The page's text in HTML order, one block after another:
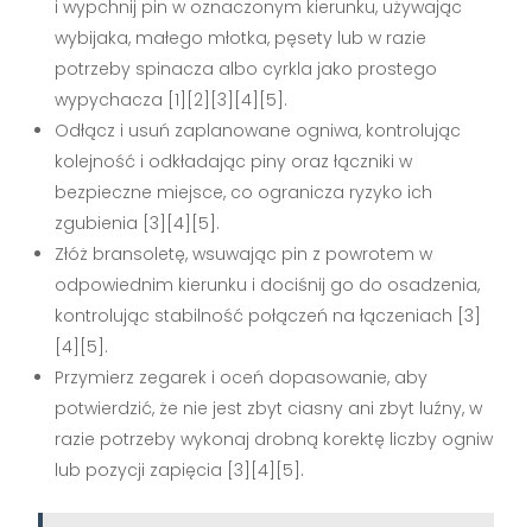
i wypchnij pin w oznaczonym kierunku, używając
wybijaka, małego młotka, pęsety lub w razie
potrzeby spinacza albo cyrkla jako prostego
wypychacza [1][2][3][4][5].
Odłącz i usuń zaplanowane ogniwa, kontrolując
kolejność i odkładając piny oraz łączniki w
bezpieczne miejsce, co ogranicza ryzyko ich
zgubienia [3][4][5].
Złóż bransoletę, wsuwając pin z powrotem w
odpowiednim kierunku i dociśnij go do osadzenia,
kontrolując stabilność połączeń na łączeniach [3]
[4][5].
Przymierz zegarek i oceń dopasowanie, aby
potwierdzić, że nie jest zbyt ciasny ani zbyt luźny, w
razie potrzeby wykonaj drobną korektę liczby ogniw
lub pozycji zapięcia [3][4][5].